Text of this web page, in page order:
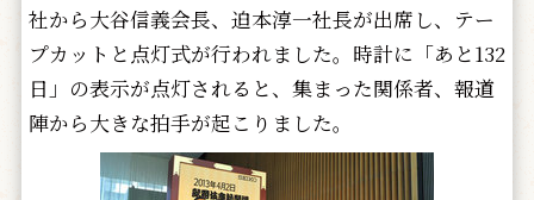
社から大谷信義会長、迫本淳一社長が出席し、テー
プカットと点灯式が行われました。時計に「あと132
日」の表示が点灯されると、集まった関係者、報道
陣から大きな拍手が起こりました。